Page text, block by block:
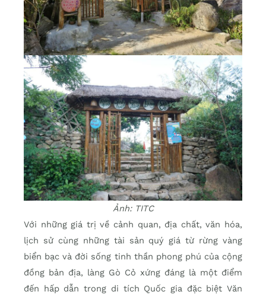
Ảnh: TITC
Với những giá trị về cảnh quan, địa chất, văn hóa,
lịch sử cùng những tài sản quý giá từ rừng vàng
biển bạc và đời sống tinh thần phong phú của cộng
đồng bản địa, làng Gò Cỏ xứng đáng là một điểm
đến hấp dẫn trong di tích Quốc gia đặc biệt Văn